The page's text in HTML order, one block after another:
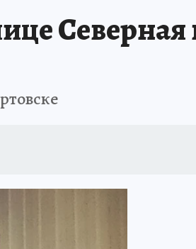
Северная